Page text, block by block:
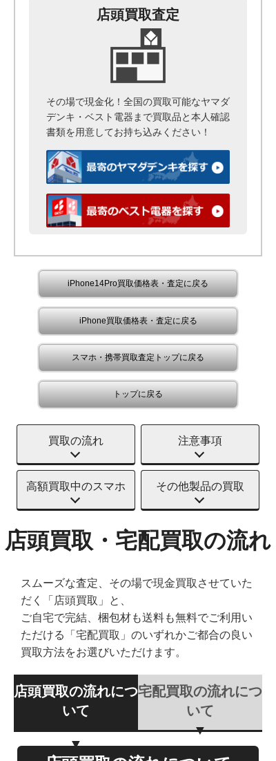
店頭買取査定
その場で現金化！全国の買取可能なヤマダ
デンキ・ベスト電器まで買取品と本人確認
書類を用意してお持ち込みください！
iPhone14Pro買取価格表・査定に戻る
iPhone買取価格表・査定に戻る
スマホ・携帯買取査定トップに戻る
トップに戻る
買取の流れ 注意事項
高額買取中のスマホ その他製品の買取
店頭買取・宅配買取の流れ
スムーズな査定、その場で現金買取させていた
だく「店頭買取」と、
ご自宅で完結、梱包材も送料も無料でご利用い
ただける「宅配買取」のいずれかご都合の良い
買取方法をお選びいただけます。
店頭買取の流れにつ
いて
宅配買取の流れにつ
いて